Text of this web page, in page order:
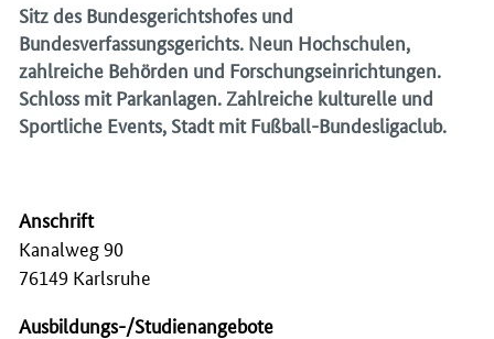
Sitz des Bundesgerichtshofes und
Bundesverfassungsgerichts. Neun Hochschulen,
zahlreiche Behörden und Forschungseinrichtungen.
Schloss mit Parkanlagen. Zahlreiche kulturelle und
Sportliche Events, Stadt mit Fußball-Bundesligaclub.
Anschrift
Kanalweg 90
76149 Karlsruhe
Ausbildungs-/Studienangebote